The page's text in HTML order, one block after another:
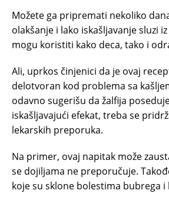
Možete ga pripremati nekoliko
olakšanje i lako iskašljavanje sluzi
mogu koristiti kako deca, tako i
Ali, uprkos činjenici da je ovaj
delotvoran kod problema sa
odavno sugerišu da žalfija
iskašljavajući efekat, treba se
lekarskih preporuka.
Na primer, ovaj napitak može
se dojiljama ne preporučuje.
koje su sklone bolestima bubrega i